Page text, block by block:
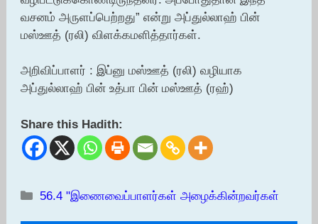
வசனம் அருளப்பெற்றது” என்று அப்துல்லாஹ் பின்
மஸ்ஊத் (ரலி) விளக்கமளித்தார்கள்.
அறிவிப்பாளர் : இப்னு மஸ்ஊத் (ரலி) வழியாக
அப்துல்லாஹ் பின் உத்பா பின் மஸ்ஊத் (ரஹ்)
Share this Hadith:
Categories
56.4 "இணைவைப்பாளர்கள் அழைக்கின்றவர்கள்